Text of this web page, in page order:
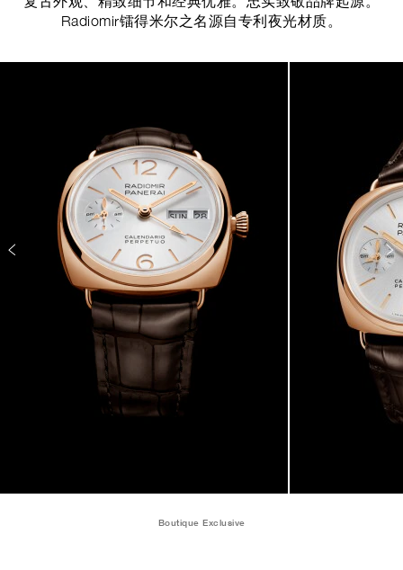
Radiomir镭得米尔之名源自专利夜光材质。
Image
Boutique Exclusive